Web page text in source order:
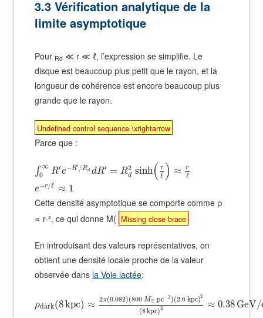
3.3 Vérification analytique de la
limite asymptotique
Pour Rd ≪ r ≪ ℓ, l’expression se simplifie. Le
disque est beaucoup plus petit que le rayon, et la
longueur de cohérence est encore beaucoup plus
grande que le rayon.
Undefined control sequence \xrightarrow
Parce que :
∫ ∞
0
R′e−R′ /Rd dR′ = R2
d sinh( r
ℓ ) ≈ r
ℓ
e−r/ℓ ≈ 1
Cette densité asymptotique se comporte comme ρ
∝ r-², ce qui donne M( Missing close brace
En introduisant des valeurs représentatives, on
obtient une densité locale proche de la valeur
observée dans la Voie lactée:
ρdark(8kpc) ≈ 2π(0.082)(800 M⊙ pc−2)(2.6 kpc)2
(8 kpc)2 ≈ 0.38 GeV/